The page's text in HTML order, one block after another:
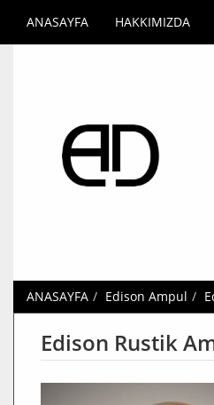
ANASAYFA HAKKIMIZDA
ANASAYFA Edison Ampul
Edison Rustik